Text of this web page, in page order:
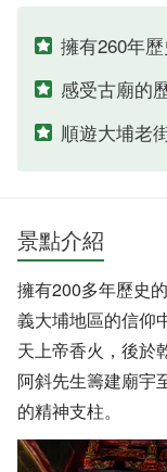
擁有260年
感受古廟的
順遊大埔老
景點介紹
擁有200多年歷史
義大埔地區的信仰
天上帝香火，後於
阿斜先生籌建廟宇
的精神支柱。